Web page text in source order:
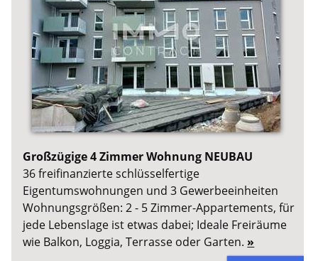
Großzügige 4 Zimmer Wohnung NEUBAU
36 freifinanzierte schlüsselfertige
Eigentumswohnungen und 3 Gewerbeeinheiten
Wohnungsgrößen: 2 - 5 Zimmer-Appartements, für
jede Lebenslage ist etwas dabei; Ideale Freiräume
wie Balkon, Loggia, Terrasse oder Garten. »